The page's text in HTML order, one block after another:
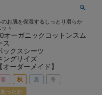
のお肌を保湿するしっとり滑らか
ット
オーガニックコットンスム
ス
ックスシーツ
ングサイズ
【オーダーメイド】
春 秋 夏 冬
あったか